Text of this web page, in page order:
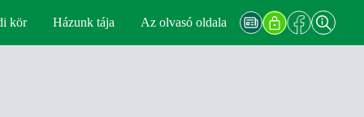
kör Házunk tája Az olvasó oldala